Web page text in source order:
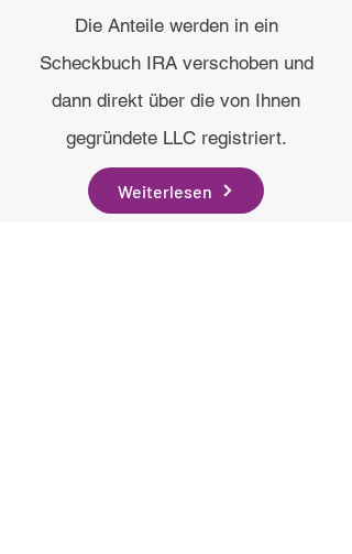
Die Anteile werden in ein
Scheckbuch IRA verschoben und
dann direkt über die von Ihnen
gegründete LLC registriert.
Weiterlesen